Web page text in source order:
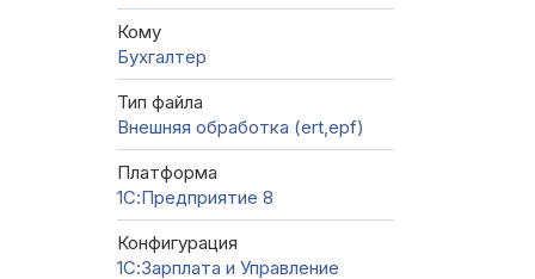
Кому
Бухгалтер
Тип файла
Внешняя обработка (ert,epf)
Платформа
1С:Предприятие 8
Конфигурация
1С:Зарплата и Управление